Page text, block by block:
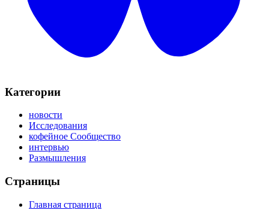
Категории
новости
Исследования
кофейное Сообщество
интервью
Размышления
Страницы
Главная страница